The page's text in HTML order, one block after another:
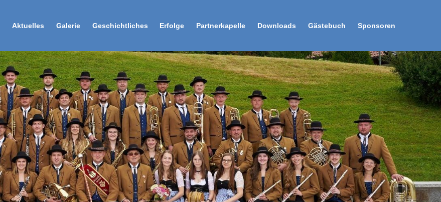
Aktuelles Galerie Geschichtliches Erfolge Partnerkapelle Downloads Gästebuch Sponsoren